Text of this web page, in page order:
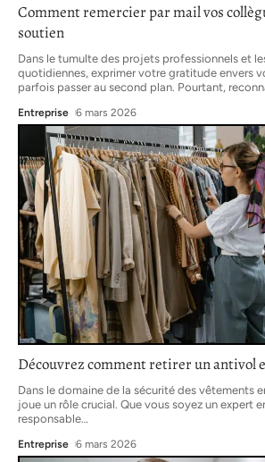
Comment remercier par mail vos
soutien
Dans le tumulte des projets professionnels et
quotidiennes, exprimer votre gratitude envers
parfois passer au second plan. Pourtant,
Entreprise 6 mars 2026
Découvrez comment retirer un antivol
Dans le domaine de la sécurité des vêtements
joue un rôle crucial. Que vous soyez un expert
responsable
Entreprise 6 mars 2026